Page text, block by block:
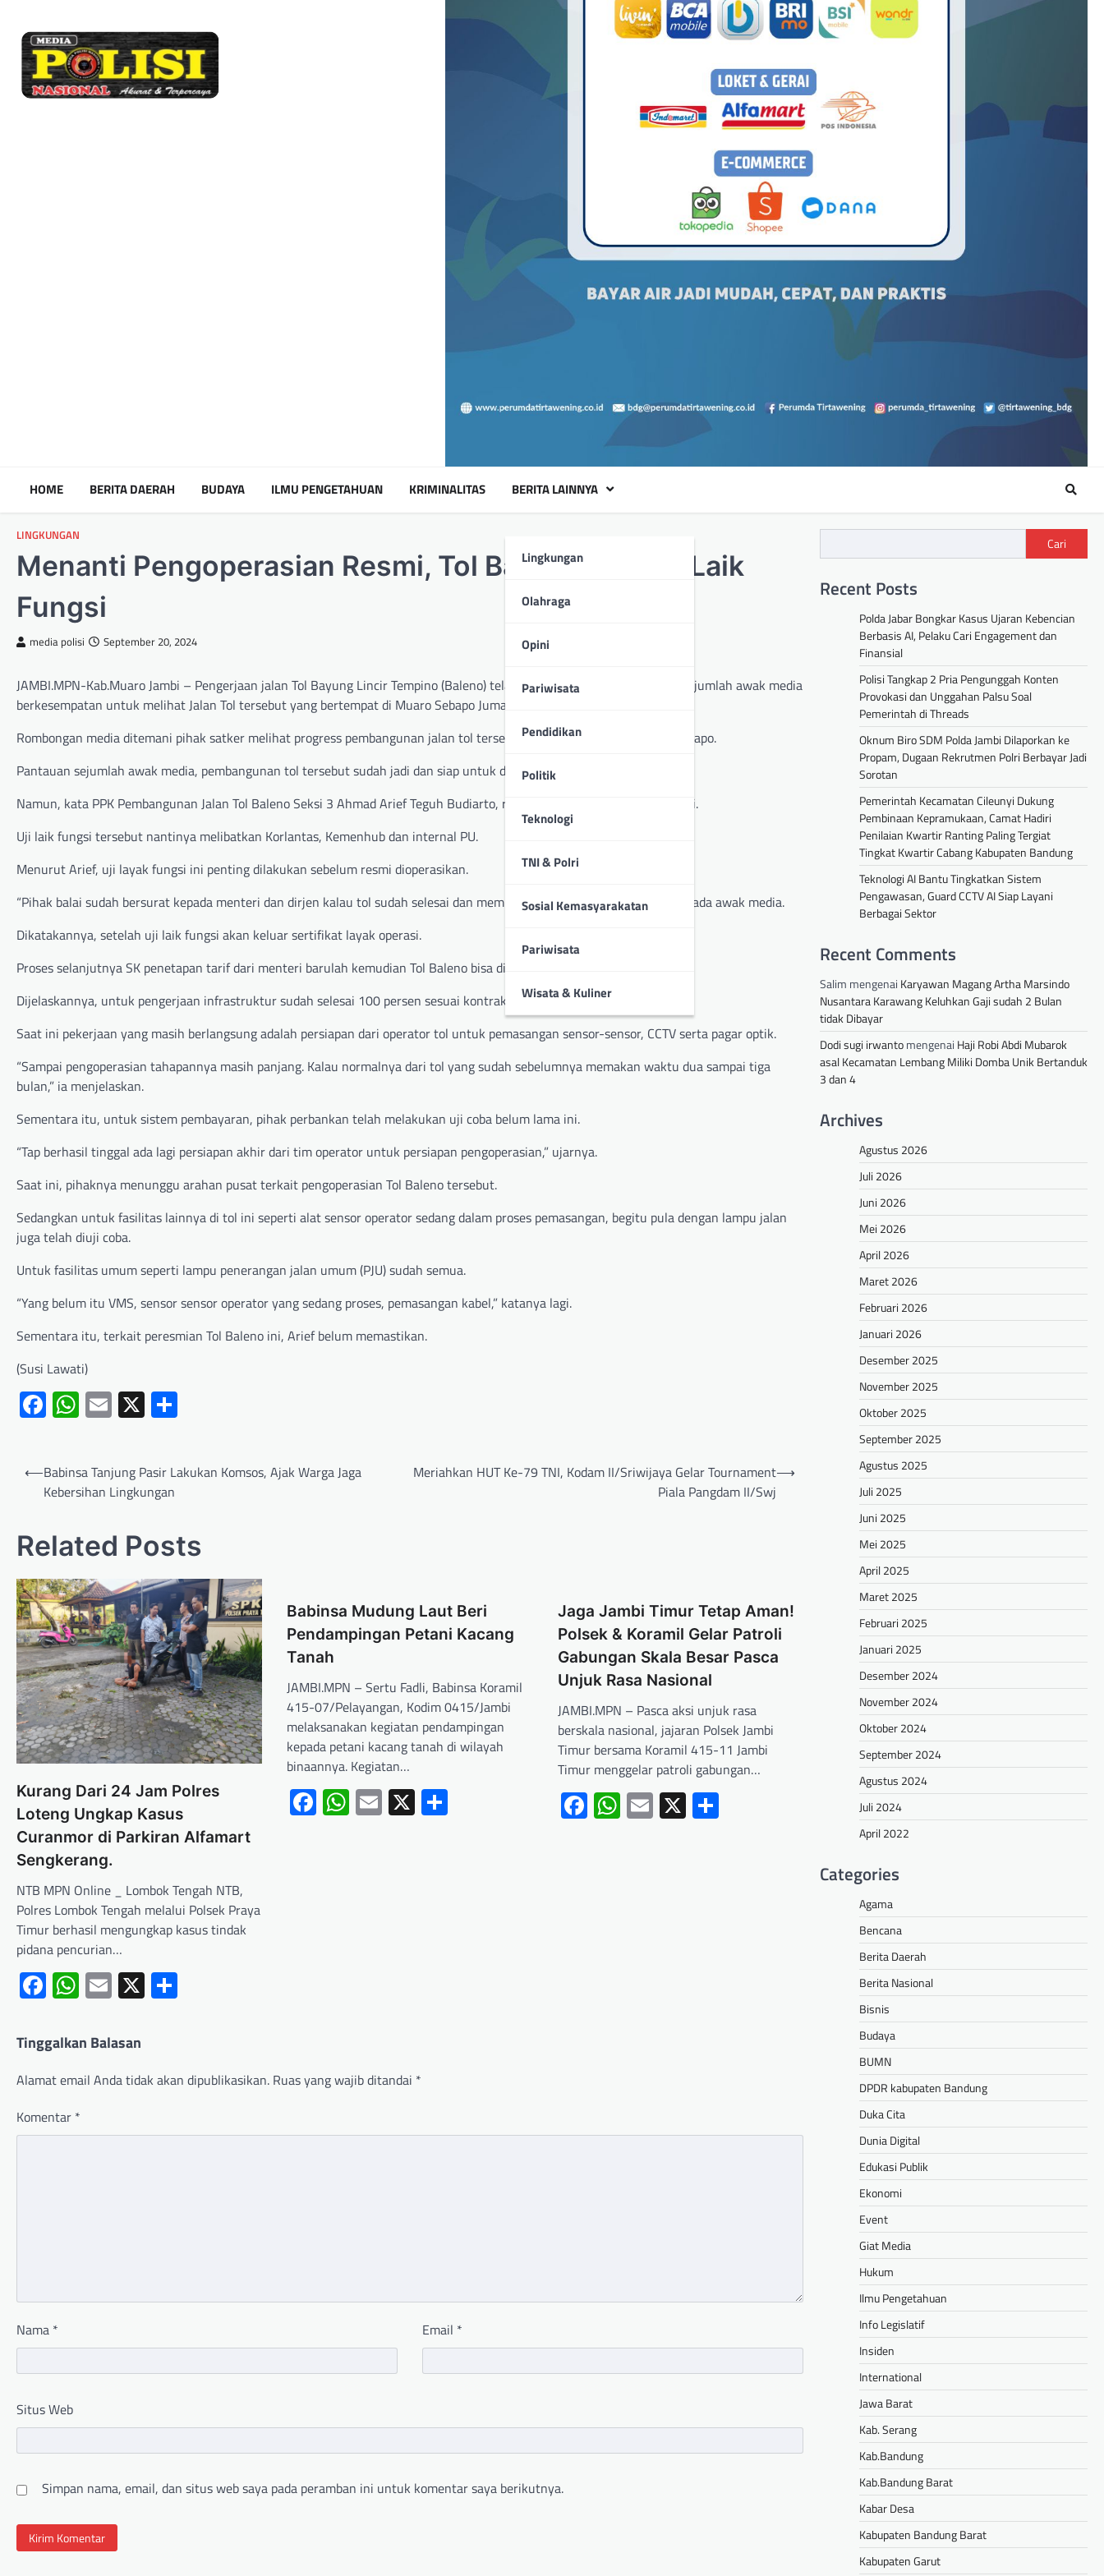
HOME BERITA DAERAH BUDAYA ILMU PENGETAHUAN KRIMINALITAS BERITA LAINNYA
Lingkungan
Olahraga
Opini
Pariwisata
Pendidikan
Politik
Teknologi
TNI & Polri
Sosial Kemasyarakatan
Pariwisata
Wisata & Kuliner
LINGKUNGAN
Menanti Pengoperasian Resmi, Tol Baleno Siap Uji Laik
Fungsi
media polisi September 20, 2024
JAMBI.MPN-Kab.Muaro Jambi – Pengerjaan jalan Tol Bayung Lincir Tempino (Baleno) telah rampung dikerjakan, kali ini Sejumlah awak media
berkesempatan untuk melihat Jalan Tol tersebut yang bertempat di Muaro Sebapo Jumat (20/09/2024).
Rombongan media ditemani pihak satker melihat progress pembangunan jalan tol tersebut melewati pintu Tol Muara Sebapo.
Pantauan sejumlah awak media, pembangunan tol tersebut sudah jadi dan siap untuk dioperasionalkan.
Namun, kata PPK Pembangunan Jalan Tol Baleno Seksi 3 Ahmad Arief Teguh Budiarto, ruas jalan tol ini siap uji laik fungsi.
Uji laik fungsi tersebut nantinya melibatkan Korlantas, Kemenhub dan internal PU.
Menurut Arief, uji layak fungsi ini penting dilakukan sebelum resmi dioperasikan.
“Pihak balai sudah bersurat kepada menteri dan dirjen kalau tol sudah selesai dan meminta uji layak fungsi,” katanya kepada awak media.
Dikatakannya, setelah uji laik fungsi akan keluar sertifikat layak operasi.
Proses selanjutnya SK penetapan tarif dari menteri barulah kemudian Tol Baleno bisa diresmikan dan dioperasionalkan.
Dijelaskannya, untuk pengerjaan infrastruktur sudah selesai 100 persen sesuai kontrak.
Saat ini pekerjaan yang masih berlangsung adalah persiapan dari operator tol untuk pemasangan sensor-sensor, CCTV serta pagar optik.
“Sampai pengoperasian tahapannya masih panjang. Kalau normalnya dari tol yang sudah sebelumnya memakan waktu dua sampai tiga
bulan,” ia menjelaskan.
Sementara itu, untuk sistem pembayaran, pihak perbankan telah melakukan uji coba belum lama ini.
“Tap berhasil tinggal ada lagi persiapan akhir dari tim operator untuk persiapan pengoperasian,” ujarnya.
Saat ini, pihaknya menunggu arahan pusat terkait pengoperasian Tol Baleno tersebut.
Sedangkan untuk fasilitas lainnya di tol ini seperti alat sensor operator sedang dalam proses pemasangan, begitu pula dengan lampu jalan
juga telah diuji coba.
Untuk fasilitas umum seperti lampu penerangan jalan umum (PJU) sudah semua.
“Yang belum itu VMS, sensor sensor operator yang sedang proses, pemasangan kabel,” katanya lagi.
Sementara itu, terkait peresmian Tol Baleno ini, Arief belum memastikan.
(Susi Lawati)
Facebook
WhatsApp
Email
X
⟵Babinsa Tanjung Pasir Lakukan Komsos, Ajak Warga Jaga
Kebersihan Lingkungan
Meriahkan HUT Ke-79 TNI, Kodam II/Sriwijaya Gelar Tournament
Piala Pangdam II/Swj
⟶
Related Posts
‎Kurang Dari 24 Jam Polres
Loteng Ungkap Kasus
Curanmor di Parkiran Alfamart
Sengkerang.
NTB MPN Online _ Lombok Tengah NTB,
Polres Lombok Tengah melalui Polsek Praya
Timur berhasil mengungkap kasus tindak
pidana pencurian…
Facebook
WhatsApp
Email
X
Babinsa Mudung Laut Beri
Pendampingan Petani Kacang
Tanah
JAMBI.MPN – Sertu Fadli, Babinsa Koramil
415-07/Pelayangan, Kodim 0415/Jambi
melaksanakan kegiatan pendampingan
kepada petani kacang tanah di wilayah
binaannya. Kegiatan…
Facebook
WhatsApp
Email
X
Jaga Jambi Timur Tetap Aman!
Polsek & Koramil Gelar Patroli
Gabungan Skala Besar Pasca
Unjuk Rasa Nasional
JAMBI.MPN – Pasca aksi unjuk rasa
berskala nasional, jajaran Polsek Jambi
Timur bersama Koramil 415-11 Jambi
Timur menggelar patroli gabungan…
Facebook
WhatsApp
Email
X Share
Tinggalkan Balasan
Alamat email Anda tidak akan dipublikasikan. Ruas yang wajib ditandai *
Komentar *
Nama * Email *
Situs Web
Simpan nama, email, dan situs web saya pada peramban ini untuk komentar saya berikutnya.
Cari
Recent Posts
Polda Jabar Bongkar Kasus Ujaran Kebencian
Berbasis AI, Pelaku Cari Engagement dan
Finansial
Polisi Tangkap 2 Pria Pengunggah Konten
Provokasi dan Unggahan Palsu Soal
Pemerintah di Threads
Oknum Biro SDM Polda Jambi Dilaporkan ke
Propam, Dugaan Rekrutmen Polri Berbayar Jadi
Sorotan
Pemerintah Kecamatan Cileunyi Dukung
Pembinaan Kepramukaan, Camat Hadiri
Penilaian Kwartir Ranting Paling Tergiat
Tingkat Kwartir Cabang Kabupaten Bandung
Teknologi AI Bantu Tingkatkan Sistem
Pengawasan, Guard CCTV AI Siap Layani
Berbagai Sektor
Recent Comments
Salim mengenai Karyawan Magang Artha Marsindo
Nusantara Karawang Keluhkan Gaji sudah 2 Bulan
tidak Dibayar
Dodi sugi irwantomengenai Haji Robi Abdi Mubarok
asal Kecamatan Lembang Miliki Domba Unik Bertanduk
3 dan 4
Archives
Agustus 2026
Juli 2026
Juni 2026
Mei 2026
April 2026
Maret 2026
Februari 2026
Januari 2026
Desember 2025
November 2025
Oktober 2025
September 2025
Agustus 2025
Juli 2025
Juni 2025
Mei 2025
April 2025
Maret 2025
Februari 2025
Januari 2025
Desember 2024
November 2024
Oktober 2024
September 2024
Agustus 2024
Juli 2024
April 2022
Categories
Agama
Bencana
Berita Daerah
Berita Nasional
Bisnis
Budaya
BUMN
DPDR kabupaten Bandung
Duka Cita
Dunia Digital
Edukasi Publik
Ekonomi
Event
Giat Media
Hukum
Ilmu Pengetahuan
Info Legislatif
Insiden
International
Jawa Barat
Kab. Serang
Kab.Bandung
Kab.Bandung Barat
Kabar Desa
Kabupaten Bandung Barat
Kabupaten Garut